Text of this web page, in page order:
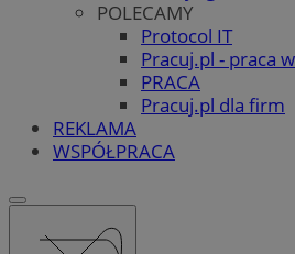
POLECAMY
Protocol IT
Pracuj.pl - praca
PRACA
Pracuj.pl dla firm
REKLAMA
WSPÓŁPRACA